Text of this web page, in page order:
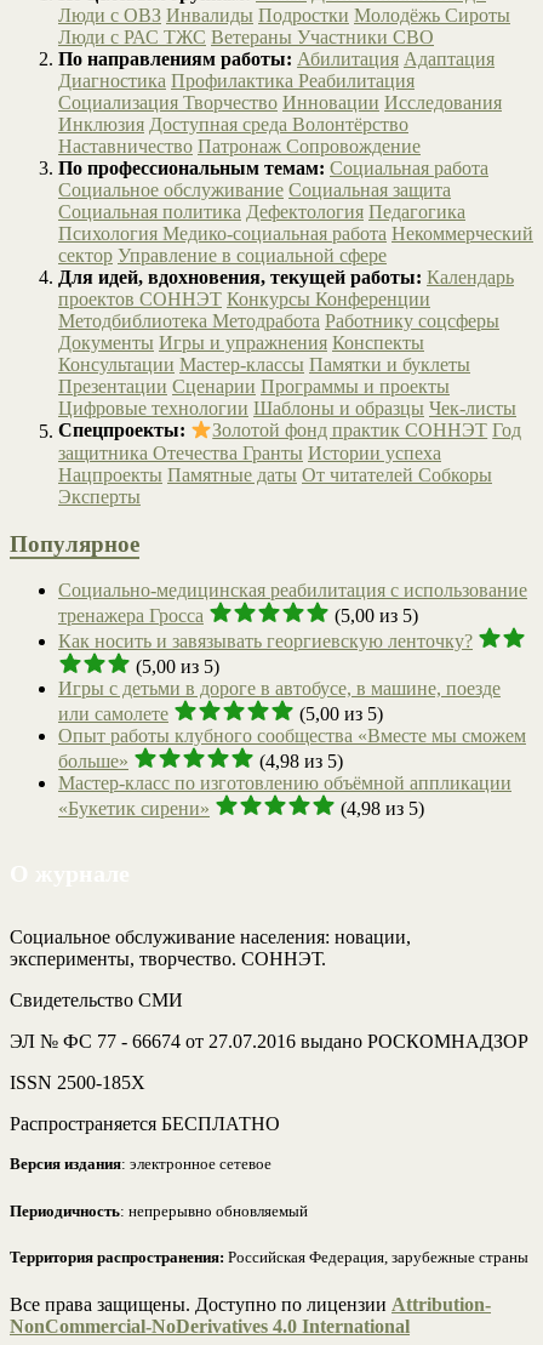
Люди с ОВЗ Инвалиды Подростки Молодёжь Сироты
Люди с РАС ТЖС Ветераны Участники СВО
По направлениям работы: Абилитация Адаптация
Диагностика Профилактика Реабилитация
Социализация Творчество Инновации Исследования
Инклюзия Доступная среда Волонтёрство
Наставничество Патронаж Сопровождение
По профессиональным темам: Социальная работа
Социальное обслуживание Социальная защита
Социальная политика Дефектология Педагогика
Психология Медико-социальная работа Некоммерческий
сектор Управление в социальной сфере
Для идей, вдохновения, текущей работы: Календарь
проектов СОННЭТ Конкурсы Конференции
Методбиблиотека Методработа Работнику соцсферы
Документы Игры и упражнения Конспекты
Консультации Мастер-классы Памятки и буклеты
Презентации Сценарии Программы и проекты
Цифровые технологии Шаблоны и образцы Чек-листы
Спецпроекты:
Золотой фонд практик СОННЭТ Год
защитника Отечества Гранты Истории успеха
Нацпроекты Памятные даты От читателей Собкоры
Эксперты
Популярное
Социально-медицинская реабилитация с использование
тренажера Гросса
(5,00 из 5)
Как носить и завязывать георгиевскую ленточку?
(5,00 из 5)
Игры с детьми в дороге в автобусе, в машине, поезде
или самолете
(5,00 из 5)
Опыт работы клубного сообщества «Вместе мы сможем
больше»
(4,98 из 5)
Мастер-класс по изготовлению объёмной аппликации
«Букетик сирени»
(4,98 из 5)
Социальное обслуживание населения: новации,
эксперименты, творчество. СОННЭТ.
Свидетельство СМИ
ЭЛ № ФС 77 - 66674 от 27.07.2016 выдано РОСКОМНАДЗОР
ISSN 2500-185Х
Распространяется БЕСПЛАТНО
Версия издания: электронное сетевое
Периодичность: непрерывно обновляемый
Территория распространения: Российская Федерация, зарубежные страны
Все права защищены. Доступно по лицензии Attribution-
NonCommercial-NoDerivatives 4.0 International